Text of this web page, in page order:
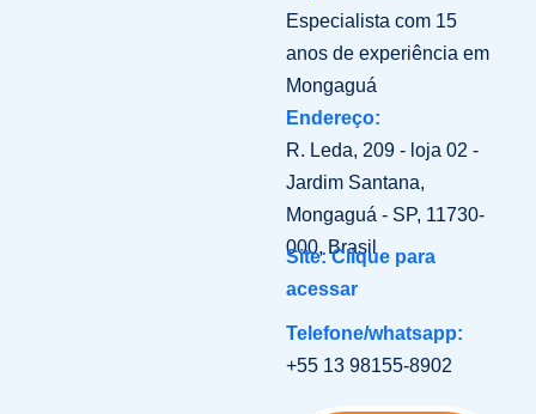
Especialista com 15
anos de experiência em
Mongaguá
Endereço:
R. Leda, 209 - loja 02 -
Jardim Santana,
Mongaguá - SP, 11730-
000, Brasil
Site: Clique para
acessar
Telefone/whatsapp:
+55 13 98155-8902